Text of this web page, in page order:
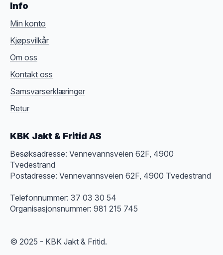
Info
Min konto
Kjøpsvilkår
Om oss
Kontakt oss
Samsvarserklæringer
Retur
KBK Jakt & Fritid AS
Besøksadresse: Vennevannsveien 62F, 4900
Tvedestrand
Postadresse: Vennevannsveien 62F, 4900 Tvedestrand
Telefonnummer: 37 03 30 54
Organisasjonsnummer: 981 215 745
© 2025 - KBK Jakt & Fritid.